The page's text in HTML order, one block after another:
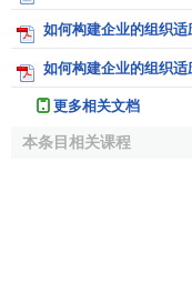
正相关 ，通过力量训
伯特等人采用哈特的
育运动的人比不参与
表明:从事体育运动的
体锻炼后自我概念出
主要因素有锻炼的时间
看法一致认为，体育
如何构建企业的组织适
如何构建企业的组织适
更多相关文档
本条目相关课程